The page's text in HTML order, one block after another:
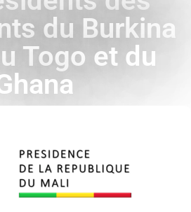
du Burkina
Togo et du